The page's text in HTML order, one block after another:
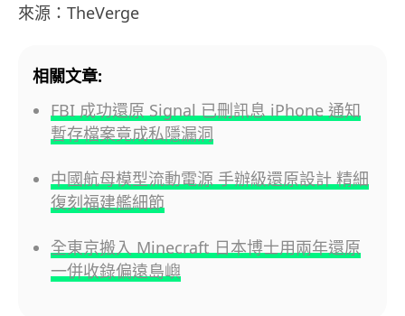
來源：TheVerge
相關文章:
FBI 成功還原 Signal 已刪訊息 iPhone 通知
暫存檔案竟成私隱漏洞
中國航母模型流動電源 手辦級還原設計 精細
復刻福建艦細節
全東京搬入 Minecraft 日本博士用兩年還原
一併收錄偏遠島嶼